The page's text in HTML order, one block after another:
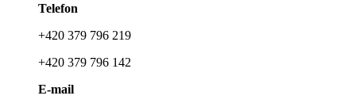
Telefon
+420 379 796 219
+420 379 796 142
E-mail